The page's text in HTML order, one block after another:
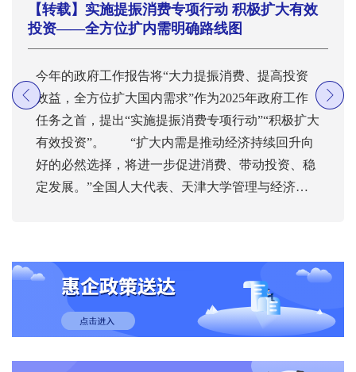
【转载】实施提振消费专项行动 积极扩大有效
投资——全方位扩内需明确路线图
今年的政府工作报告将“大力提振消费、提高投资
效益，全方位扩大国内需求”作为2025年政府工作
任务之首，提出“实施提振消费专项行动”“积极扩大
有效投资”。 “扩大内需是推动经济持续回升向
好的必然选择，将进一步促进消费、带动投资、稳
定发展。”全国人大代表、天津大学管理与经济学
效应。 实施提振消费专项行动 在扩内需方
面，今年的政府工作报告把提振消费放在更加突出
的位置上，提出“实施提振消费专项行动”。据悉，
快出台实施。 2024年，我国社会消费品零售总